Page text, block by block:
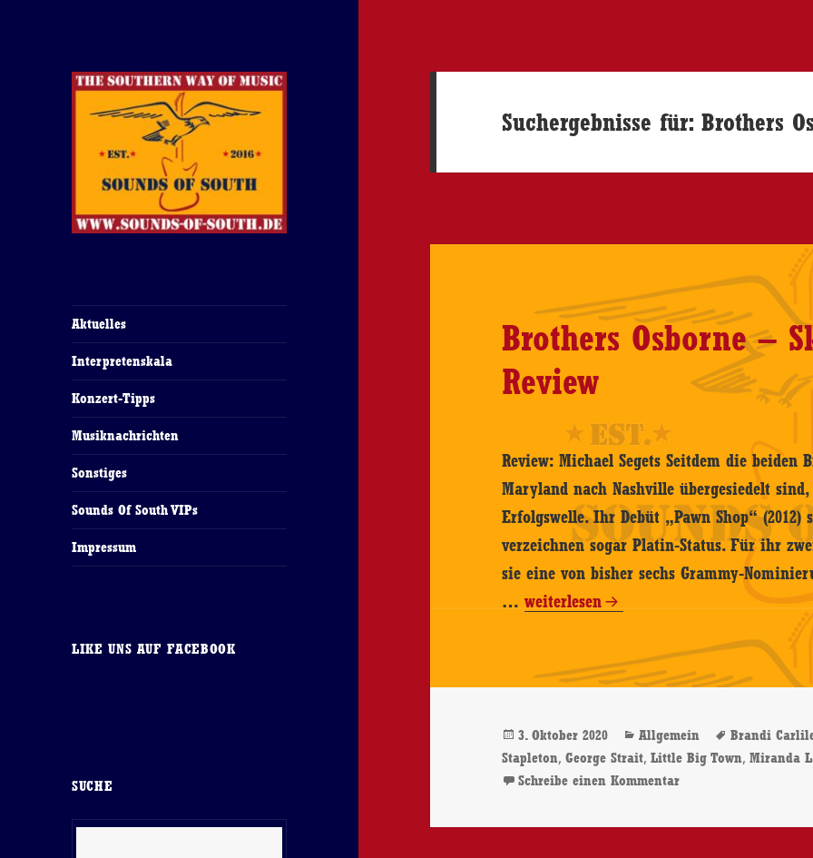
Aktuelles
Interpretenskala
Konzert-Tipps
Musiknachrichten
Sonstiges
Sounds Of South VIPs
Impressum
LIKE UNS AUF FACEBOOK
SUCHE
Suchergebnisse für: Brothers
Brothers Osborne –
Review
Review: Michael Segets Seitdem die beiden
Maryland nach Nashville übergesiedelt
Erfolgswelle. Ihr Debüt „Pawn Shop“
verzeichnen sogar Platin-Status. Für ihr
sie eine von bisher sechs Grammy-
…Brothers
Skeletons
CD-
Review
weiterlesen
Veröffentlicht
am
3. Oktober 2020 Kategorien
Allgemein Brandi
Stapleton,George Strait,Little Big Town,Miranda
Schreibe einen Kommentarzu Brothers Osborne –